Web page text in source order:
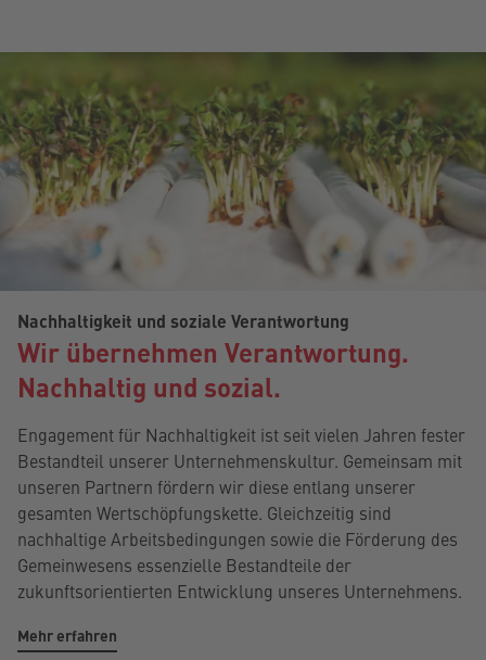
Nachhaltigkeit und soziale Verantwortung
Wir übernehmen Verantwortung.
Nachhaltig und sozial.
Engagement für Nachhaltigkeit ist seit vielen Jahren fester
Bestandteil unserer Unternehmenskultur. Gemeinsam mit
unseren Partnern fördern wir diese entlang unserer
gesamten Wertschöpfungskette. Gleichzeitig sind
nachhaltige Arbeitsbedingungen sowie die Förderung des
Gemeinwesens essenzielle Bestandteile der
zukunftsorientierten Entwicklung unseres Unternehmens.
Mehr erfahren